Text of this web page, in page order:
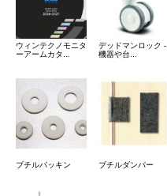
ウィンテクノモニタ
ーアームカタ...
デッドマンロック -
機器や台...
ブチルパッキン ブチルダンパー